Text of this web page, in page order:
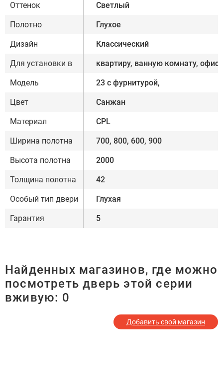
Оттенок Светлый
Полотно Глухое
Дизайн Классический
Для установки в квартиру, ванную комнату, офис
Модель 23 с фурнитурой,
Цвет Санжан
Материал CPL
Ширина полотна 700, 800, 600, 900
Высота полотна 2000
Толщина полотна 42
Особый тип двери Глухая
Гарантия 5
Найденных магазинов, где можно
посмотреть дверь этой серии
вживую: 0
Добавить свой магазин